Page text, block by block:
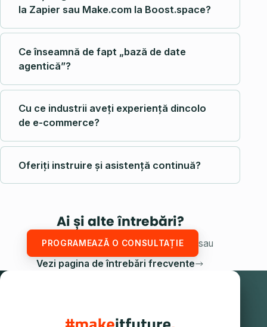
la Zapier sau Make.com la Boost.space?
Ce înseamnă de fapt „bază de date
agentică”?
Cu ce industrii aveți experiență dincolo
de e-commerce?
Oferiți instruire și asistență continuă?
Ai și alte întrebări?
PROGRAMEAZĂ O CONSULTAȚIE
sau
Vezi pagina de întrebări frecvente